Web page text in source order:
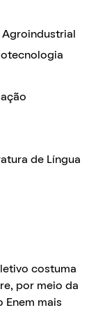
de Língua
costuma
por meio da
Enem mais